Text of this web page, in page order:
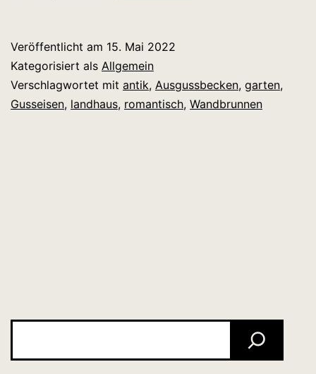
Veröffentlicht am 15. Mai 2022
Kategorisiert als Allgemein
Verschlagwortet mit antik, Ausgussbecken, garten,
Gusseisen, landhaus, romantisch, Wandbrunnen